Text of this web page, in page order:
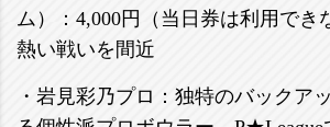
ム）：4,000円（当日券は利用でき
熱い戦いを間近
・岩見彩乃プロ：独特のバックア